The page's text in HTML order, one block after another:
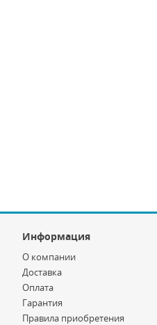
Информация
О компании
Доставка
Оплата
Гарантия
Правила приобретения